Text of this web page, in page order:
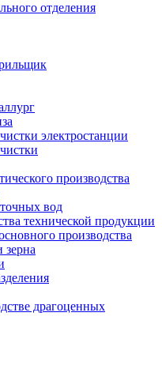
отделения
электростанции
производства
вод
технической продукции
производства
зерна
драгоценных